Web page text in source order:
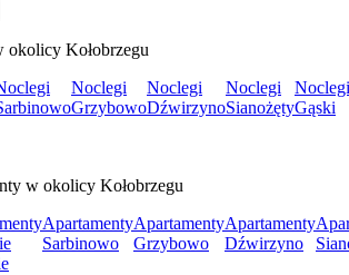
okolicy Kołobrzegu
Noclegi
Grzybowo
Noclegi
Dźwirzyno
Noclegi
Sianożęty
Noclegi
Gąski
w okolicy Kołobrzegu
Apartamenty
Sarbinowo
Apartamenty
Grzybowo
Apartamenty
Dźwirzyno